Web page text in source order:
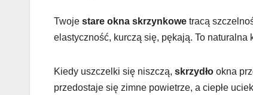
Twoje stare okna skrzynkowe tracą
elastyczność, kurczą się, pękają. To naturalna
Kiedy uszczelki się niszczą, skrzydło okna
przedostaje się zimne powietrze, a ciepłe